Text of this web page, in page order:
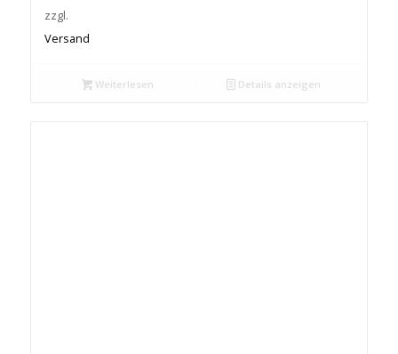
zzgl.
Versand
Weiterlesen Details anzeigen